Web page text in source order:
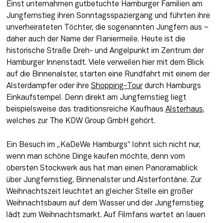
Einst unternahmen gutbetuchte Hamburger Familien am
Jungfernstieg ihren Sonntagsspaziergang und führten ihre
unverheirateten Töchter, die sogenannten Jungfern aus –
daher auch der Name der Flaniermeile. Heute ist die
historische Straße Dreh- und Angelpunkt im Zentrum der
Hamburger Innenstadt. Viele verweilen hier mit dem Blick
auf die Binnenalster, starten eine Rundfahrt mit einem der
Alsterdampfer oder ihre Shopping-Tour durch Hamburgs
Einkaufstempel. Denn direkt am Jungfernstieg liegt
beispielsweise das traditionsreiche Kaufhaus Alsterhaus,
welches zur The KDW Group GmbH gehört.
Ein Besuch im „KaDeWe Hamburgs“ lohnt sich nicht nur,
wenn man schöne Dinge kaufen möchte, denn vom
obersten Stockwerk aus hat man einen Panoramablick
über Jungfernstieg, Binnenalster und Alsterfontäne. Zur
Weihnachtszeit leuchtet an gleicher Stelle ein großer
Weihnachtsbaum auf dem Wasser und der Jungfernstieg
lädt zum Weihnachtsmarkt. Auf Filmfans wartet an lauen